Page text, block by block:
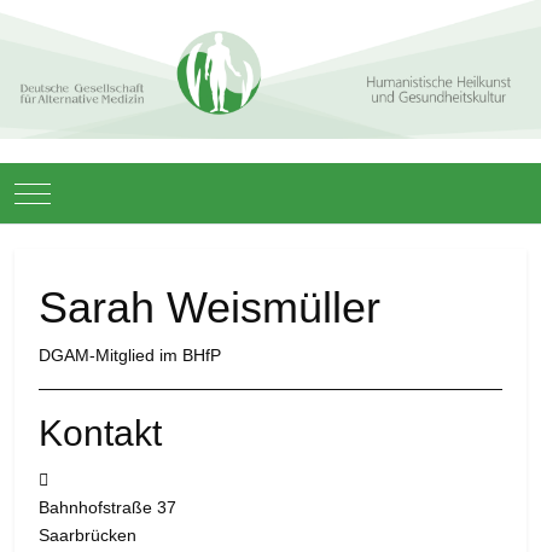
Mobile Menu Toggle
Sarah Weismüller
DGAM-Mitglied im BHfP
Kontakt
Bahnhofstraße 37
Saarbrücken